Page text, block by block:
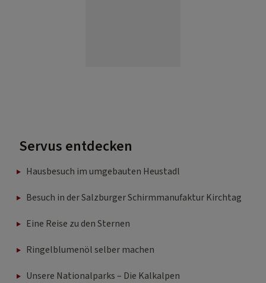
Hausbesuch im umgebauten Heustadl
Besuch in der Salzburger Schirmmanufaktur Kirchtag
Eine Reise zu den Sternen
Unsere Nationalparks – Die Kalkalpen